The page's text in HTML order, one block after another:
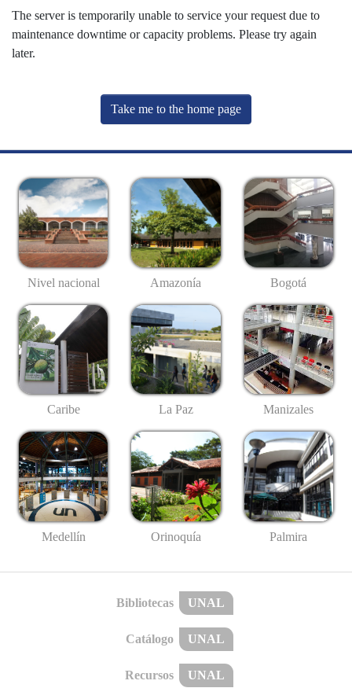
The server is temporarily unable to service your request due to
maintenance downtime or capacity problems. Please try again
later.
Take me to the home page
Nivel nacional Amazonía Bogotá
Caribe La Paz Manizales
Medellín Orinoquía Palmira
Bibliotecas UNAL
Catálogo UNAL
Recursos UNAL